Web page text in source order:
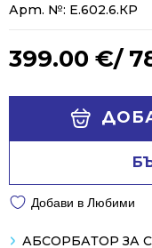
Арт. №: Е.602.6.КР
399.00 €/
Добави в Любими
АБСОРБАТОР ЗА